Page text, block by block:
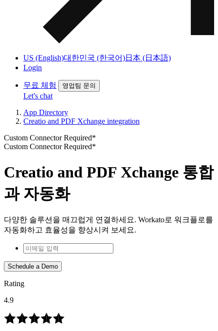
US (English)대한민국 (한국어)日本 (日本語)
Login
무료 체험 영업팀 문의
Let's chat
App Directory
Creatio and PDF Xchange integration
Custom Connector Required*
Custom Connector Required*
Creatio and PDF Xchange 통합
과 자동화
다양한 솔루션을 매끄럽게 연결하세요. Workato로 워크플로를
자동화하고 효율성을 향상시켜 보세요.
Schedule a Demo
Rating
4.9